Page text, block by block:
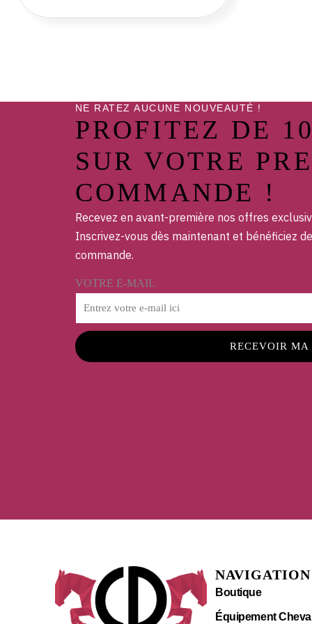
NE RATEZ AUCUNE NOUVEAUTÉ !
PROFITEZ DE
SUR VOTRE
COMMANDE !
Recevez en avant-première nos offres
Inscrivez-vous dès maintenant et bénéficiez
commande.
VOTRE E-MAIL
RECEVOIR
NAVIGATION
Boutique
Équipement Cheval